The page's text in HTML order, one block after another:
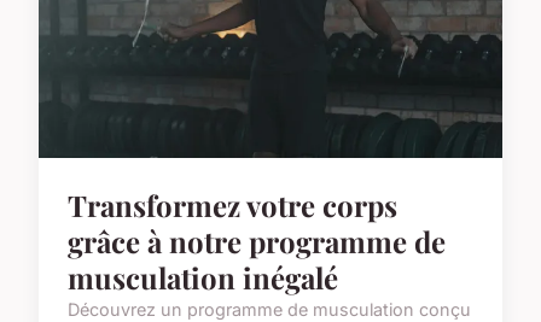
Transformez votre corps
grâce à notre programme de
musculation inégalé
Découvrez un programme de musculation conçu